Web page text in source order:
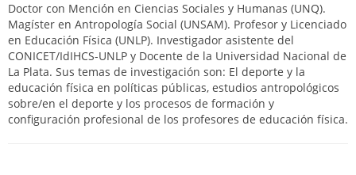
Doctor con Mención en Ciencias Sociales y Humanas (UNQ).
Magíster en Antropología Social (UNSAM). Profesor y Licenciado
en Educación Física (UNLP). Investigador asistente del
CONICET/IdIHCS-UNLP y Docente de la Universidad Nacional de
La Plata. Sus temas de investigación son: El deporte y la
educación física en políticas públicas, estudios antropológicos
sobre/en el deporte y los procesos de formación y
configuración profesional de los profesores de educación física.